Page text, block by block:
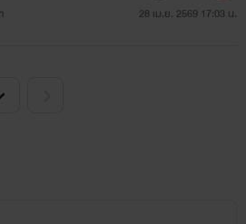
28 เม.ย. 2569 17:03 น.